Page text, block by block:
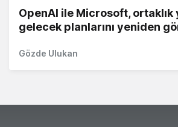
OpenAI ile Microsoft, ortaklık
gelecek planlarını yeniden
Gözde Ulukan